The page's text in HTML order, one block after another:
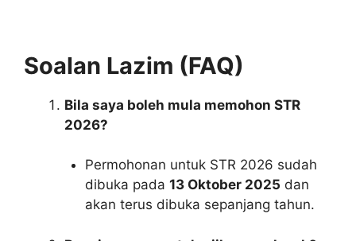
Soalan Lazim (FAQ)
Bila saya boleh mula memohon STR
2026?
Permohonan untuk STR 2026 sudah
dibuka pada 13 Oktober 2025 dan
akan terus dibuka sepanjang tahun.